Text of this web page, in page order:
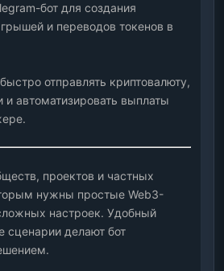
бот для создания
и переводов токенов в
отправлять криптовалюту,
и автоматизировать выплаты
проектов и частных
нужны простые Web3-
настроек. Удобный
сценарии делают бот